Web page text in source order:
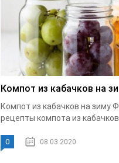
Компот из кабачков на
Компот из кабачков на зиму
рецепты компота из
0 08.03.2020